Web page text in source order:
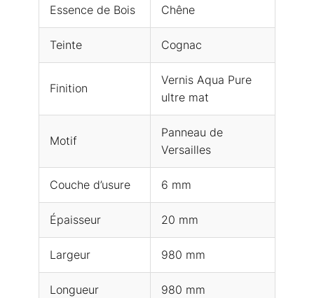
Essence de Bois Chêne
Teinte Cognac
Finition
Vernis Aqua Pure
ultre mat
Motif
Panneau de
Versailles
Couche d’usure 6 mm
Épaisseur 20 mm
Largeur 980 mm
Longueur 980 mm